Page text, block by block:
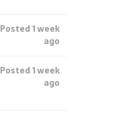
Posted 1 week
ago
Posted 1 week
ago